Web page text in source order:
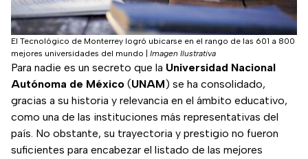
El Tecnológico de Monterrey logró ubicarse en el rango de las 601 a 800
mejores universidades del mundo
Imagen Ilustrativa
Para nadie es un secreto que la Universidad Nacional
Autónoma de México (UNAM) se ha consolidado,
gracias a su historia y relevancia en el ámbito educativo,
como una de las instituciones más representativas del
país. No obstante, su trayectoria y prestigio no fueron
suficientes para encabezar el listado de las mejores